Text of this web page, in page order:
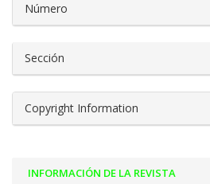
Número
Sección
Copyright Information
INFORMACIÓN DE LA REVISTA